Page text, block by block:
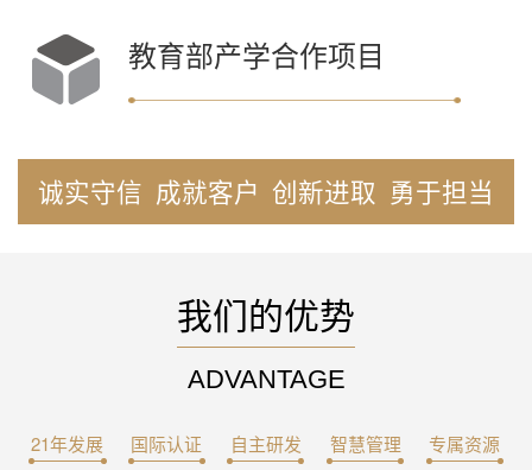
教育部产学合作项目
诚实守信 成就客户 创新进取 勇于担当
我们的优势
ADVANTAGE
21年发展 国际认证 自主研发 智慧管理 专属资源